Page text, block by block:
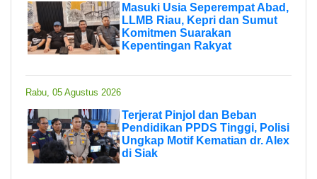
Masuki Usia Seperempat Abad,
LLMB Riau, Kepri dan Sumut
Komitmen Suarakan
Kepentingan Rakyat
Rabu, 05 Agustus 2026
Terjerat Pinjol dan Beban
Pendidikan PPDS Tinggi, Polisi
Ungkap Motif Kematian dr. Alex
di Siak